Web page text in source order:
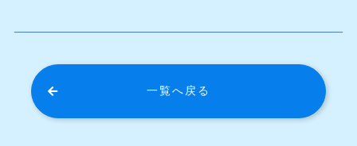
一覧へ戻る